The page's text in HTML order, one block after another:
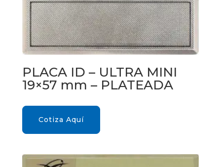
PLACA ID – ULTRA MINI
19×57 mm – PLATEADA
Cotiza Aquí